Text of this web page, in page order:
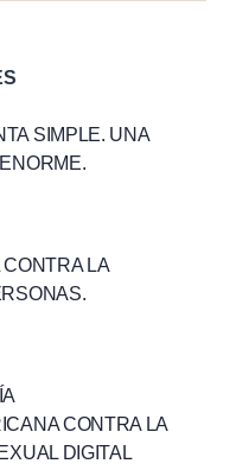
SIMPLE. UNA
CONTRA LA
CONTRA LA
DIGITAL